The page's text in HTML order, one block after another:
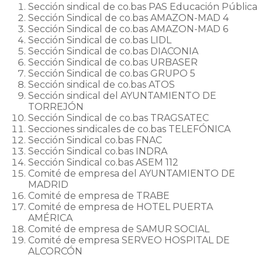
Sección sindical de co.bas PAS Educación Pública
Sección Sindical de co.bas AMAZON-MAD 4
Sección Sindical de co.bas AMAZON-MAD 6
Sección Sindical de co.bas LIDL
Sección Sindical de co.bas DIACONIA
Sección Sindical de co.bas URBASER
Sección Sindical de co.bas GRUPO 5
Sección sindical de co.bas ATOS
Sección sindical del AYUNTAMIENTO DE
TORREJÓN
Sección Sindical de co.bas TRAGSATEC
Secciones sindicales de co.bas TELEFÓNICA
Sección Sindical co.bas FNAC
Sección Sindical co.bas INDRA
Sección Sindical co.bas ASEM 112
Comité de empresa del AYUNTAMIENTO DE
MADRID
Comité de empresa de TRABE
Comité de empresa de HOTEL PUERTA
AMÉRICA
Comité de empresa de SAMUR SOCIAL
Comité de empresa SERVEO HOSPITAL DE
ALCORCÓN